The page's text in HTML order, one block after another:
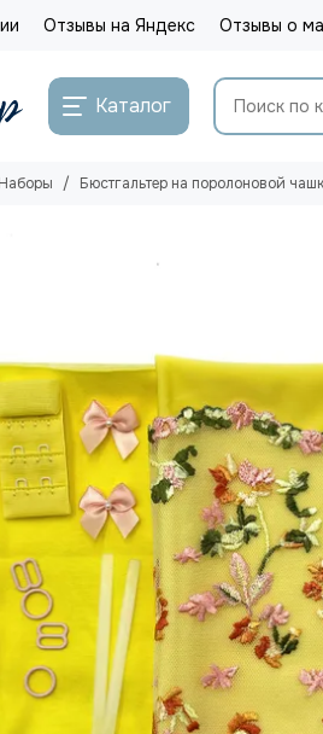
Отзывы на Яндекс Отзывы о
Каталог
Наборы Бюстгальтер на поролоновой